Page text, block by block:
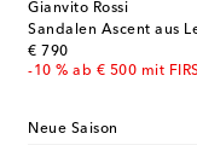
Gianvito Rossi
Sandalen Ascent aus
€ 790
original price
-10 % ab € 500 mit
Neue Saison